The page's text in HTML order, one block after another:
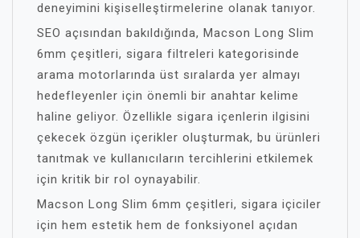
deneyimini kişiselleştirmelerine olanak tanıyor.
SEO açısından bakıldığında, Macson Long Slim
6mm çeşitleri, sigara filtreleri kategorisinde
arama motorlarında üst sıralarda yer almayı
hedefleyenler için önemli bir anahtar kelime
haline geliyor. Özellikle sigara içenlerin ilgisini
çekecek özgün içerikler oluşturmak, bu ürünleri
tanıtmak ve kullanıcıların tercihlerini etkilemek
için kritik bir rol oynayabilir.
Macson Long Slim 6mm çeşitleri, sigara içiciler
için hem estetik hem de fonksiyonel açıdan